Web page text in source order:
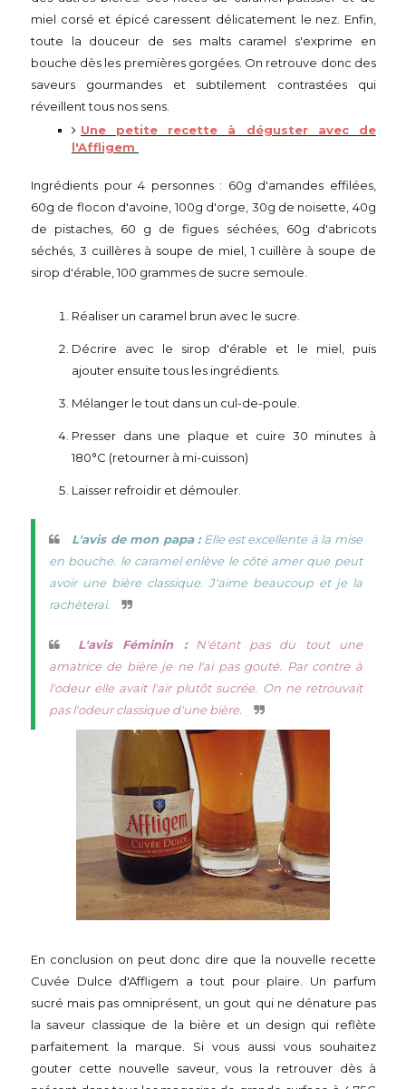
miel corsé et épicé caressent délicatement le nez. Enfin,
toute la douceur de ses malts caramel s'exprime en
bouche dès les premières gorgées. On retrouve donc des
saveurs gourmandes et subtilement contrastées qui
réveillent tous nos sens.
Une petite recette à déguster avec de
l'Affligem
Ingrédients pour 4 personnes : 60g d'amandes effilées,
60g de flocon d'avoine, 100g d'orge, 30g de noisette, 40g
de pistaches, 60 g de figues séchées, 60g d'abricots
séchés, 3 cuillères à soupe de miel, 1 cuillère à soupe de
sirop d'érable, 100 grammes de sucre semoule.
Réaliser un caramel brun avec le sucre.
Décrire avec le sirop d'érable et le miel, puis
ajouter ensuite tous les ingrédients.
Mélanger le tout dans un cul-de-poule.
Presser dans une plaque et cuire 30 minutes à
180°C (retourner à mi-cuisson)
Laisser refroidir et démouler.
L'avis de mon papa :Elle est excellente à la mise
en bouche. le caramel enlève le côté amer que peut
avoir une bière classique. J'aime beaucoup et je la
rachèterai.
L'avis Féminin :N'étant pas du tout une
amatrice de bière je ne l'ai pas gouté. Par contre à
l'odeur elle avait l'air plutôt sucrée. On ne retrouvait
pas l'odeur classique d'une bière.
En conclusion on peut donc dire que la nouvelle recette
Cuvée Dulce d'Affligem a tout pour plaire. Un parfum
sucré mais pas omniprésent, un gout qui ne dénature pas
la saveur classique de la bière et un design qui reflète
parfaitement la marque. Si vous aussi vous souhaitez
gouter cette nouvelle saveur, vous la retrouver dès à